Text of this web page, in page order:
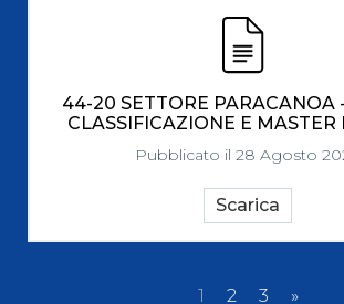
44-20 SETTORE PARACANOA
CLASSIFICAZIONE E MASTER
Pubblicato il 28 Agosto
Scarica
1 2 3 »